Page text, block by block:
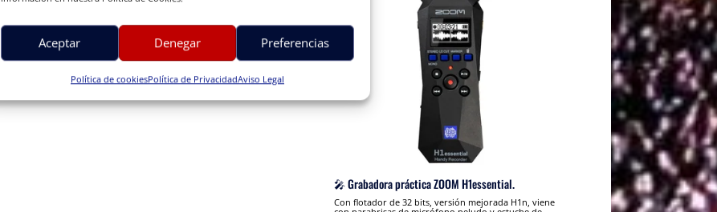
Aceptar Denegar Preferencias
Política de cookiesPolítica de PrivacidadAviso Legal
🎤 Grabadora práctica ZOOM H1essential.
Con flotador de 32 bits, versión mejorada H1n, viene